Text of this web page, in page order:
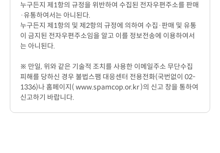
누구든지 제1항의 규정을 위반하여 수집된 전자우편주소를 판매
·유통하여서는 아니된다.
누구든지 제1항의 및 제2항의 규정에 의하여 수집·판매 및 유통
이 금지된 전자우편주소임을 알고 이를 정보전송에 이용하여서
는 아니된다.
※ 만일, 위와 같은 기술적 조치를 사용한 이메일주소 무단수집
피해를 당하신 경우 불법스팸 대응센터 전용전화(국번없이 02-
1336)나 홈페이지( www.spamcop.or.kr )의 신고 창을 통하여
신고하기 바랍니다.